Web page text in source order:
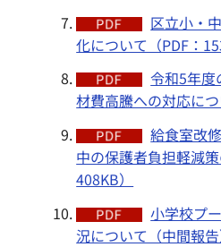
区立小・
化について（PDF：
令和5年度
材費高騰への対応につ
給食室改
中の保護者負担軽減
408KB）
小学校プ
況について（中間報告